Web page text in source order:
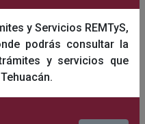
y Servicios REMTyS,
podrás consultar la
y servicios que